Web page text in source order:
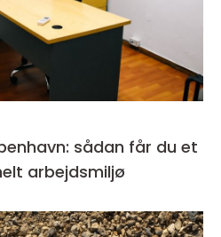
sådan får du et
arbejdsmiljø